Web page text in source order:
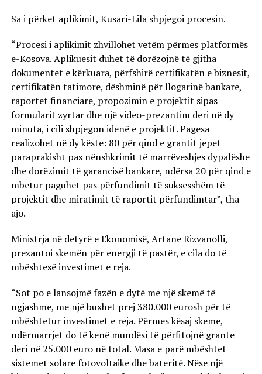
Sa i përket aplikimit, Kusari-Lila shpjegoi procesin.
“Procesi i aplikimit zhvillohet vetëm përmes platformës
e-Kosova. Aplikuesit duhet të dorëzojnë të gjitha
dokumentet e kërkuara, përfshirë certifikatën e biznesit,
certifikatën tatimore, dëshminë për llogarinë bankare,
raportet financiare, propozimin e projektit sipas
formularit zyrtar dhe një video-prezantim deri në dy
minuta, i cili shpjegon idenë e projektit. Pagesa
realizohet në dy këste: 80 për qind e grantit jepet
paraprakisht pas nënshkrimit të marrëveshjes dypalëshe
dhe dorëzimit të garancisë bankare, ndërsa 20 për qind e
mbetur paguhet pas përfundimit të suksesshëm të
projektit dhe miratimit të raportit përfundimtar”, tha
ajo.
Ministrja në detyrë e Ekonomisë, Artane Rizvanolli,
prezantoi skemën për energji të pastër, e cila do të
mbështesë investimet e reja.
“Sot po e lansojmë fazën e dytë me një skemë të
ngjashme, me një buxhet prej 380.000 eurosh për të
mbështetur investimet e reja. Përmes kësaj skeme,
ndërmarrjet do të kenë mundësi të përfitojnë grante
deri në 25.000 euro në total. Masa e parë mbështet
sistemet solare fotovoltaike dhe bateritë. Nëse një